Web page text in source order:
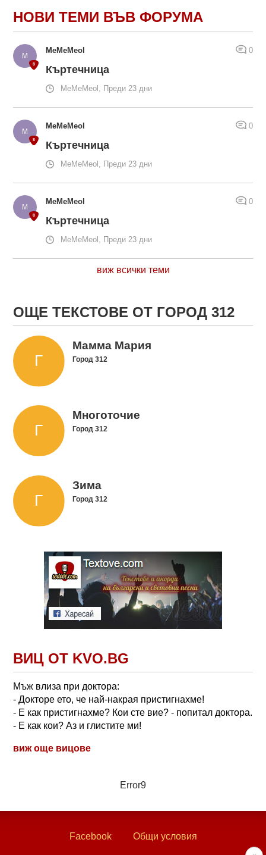
НОВИ ТЕМИ ВЪВ ФОРУМА
MeMeMeol 0
Къртечница
MeMeMeol, Преди 23 дни
MeMeMeol 0
Къртечница
MeMeMeol, Преди 23 дни
MeMeMeol 0
Къртечница
MeMeMeol, Преди 23 дни
виж всички теми
ОЩЕ ТЕКСТОВЕ ОТ ГОРОД 312
Мамма Мария
Город 312
Многоточие
Город 312
Зима
Город 312
ВИЦ ОТ KVO.BG
Мъж влиза при доктора:
- Докторе ето, че най-накрая пристигнахме!
- Е как пристигнахме? Кои сте вие? - попитал доктора.
- Е как кои? Аз и глистите ми!
виж още вицове
Error9
Facebook Общи условия